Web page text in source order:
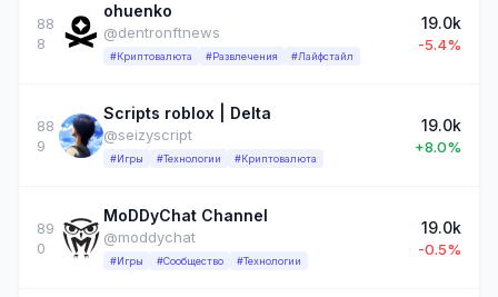
88
8
ohuenko
@dentronftnews
#Криптовалюта #Развлечения #Лайфстайл
19.0k
-5.4%
88
9
Scripts roblox | Delta
@seizyscript
#Игры #Технологии #Криптовалюта
19.0k
+8.0%
89
0
MoDDyChat Channel
@moddychat
#Игры #Сообщество #Технологии
19.0k
-0.5%